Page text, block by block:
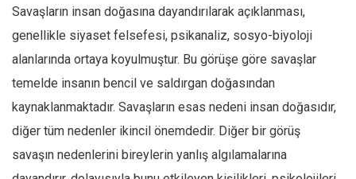
Savaşların insan doğasına dayandırılarak açıklanması,
genellikle siyaset felsefesi, psikanaliz, sosyo-biyoloji
alanlarında ortaya koyulmuştur. Bu görüşe göre savaşlar
temelde insanın bencil ve saldırgan doğasından
kaynaklanmaktadır. Savaşların esas nedeni insan doğasıdır,
diğer tüm nedenler ikincil önemdedir. Diğer bir görüş
savaşın nedenlerini bireylerin yanlış algılamalarına